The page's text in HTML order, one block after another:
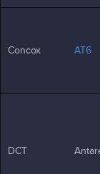
Concox AT6
DCT